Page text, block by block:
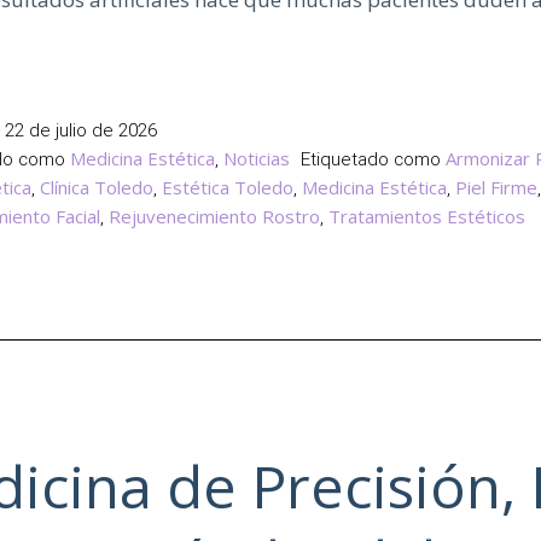
22 de julio de 2026
como Medicina Estética, Noticias Etiquetado como Armonizar
, Clínica Toledo, Estética Toledo, Medicina Estética, Piel Firme,
Facial, Rejuvenecimiento Rostro, Tratamientos Estéticos
de Precisión,